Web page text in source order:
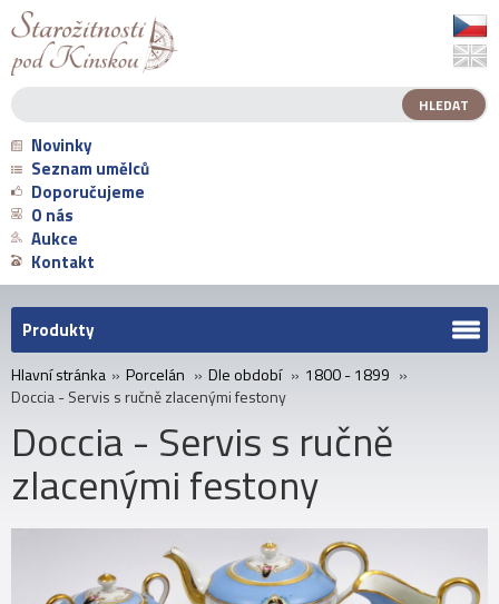
Novinky
Seznam umělců
Doporučujeme
O nás
Aukce
Kontakt
Produkty
Hlavní stránka » Porcelán » Dle období » 1800 - 1899 »
Doccia - Servis s ručně zlacenými festony
Doccia - Servis s ručně
zlacenými festony